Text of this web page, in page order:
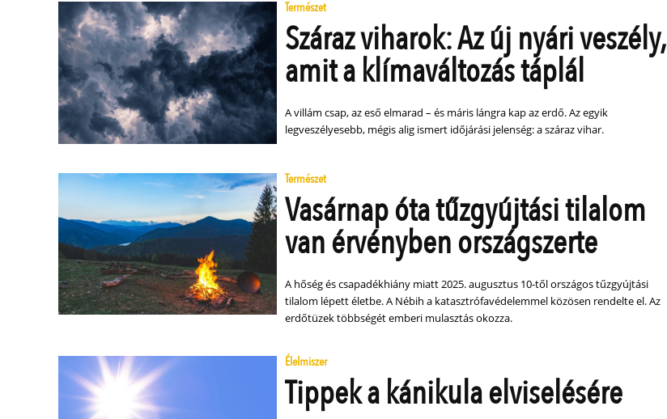
Természet
Száraz viharok: Az új nyári veszély,
amit a klímaváltozás táplál
A villám csap, az eső elmarad – és máris lángra kap az erdő. Az egyik
legveszélyesebb, mégis alig ismert időjárási jelenség: a száraz vihar.
Természet
Vasárnap óta tűzgyújtási tilalom
van érvényben országszerte
A hőség és csapadékhiány miatt 2025. augusztus 10-től országos tűzgyújtási
tilalom lépett életbe. A Nébih a katasztrófavédelemmel közösen rendelte el. Az
erdőtüzek többségét emberi mulasztás okozza.
Élelmiszer
Tippek a kánikula elviselésére